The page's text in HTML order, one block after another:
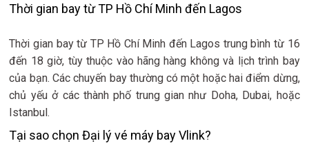
Thời gian bay từ TP Hồ Chí Minh đến Lagos
Thời gian bay từ TP Hồ Chí Minh đến Lagos trung bình từ 16
đến 18 giờ, tùy thuộc vào hãng hàng không và lịch trình bay
của bạn. Các chuyến bay thường có một hoặc hai điểm dừng,
chủ yếu ở các thành phố trung gian như Doha, Dubai, hoặc
Istanbul.
Tại sao chọn Đại lý vé máy bay Vlink?